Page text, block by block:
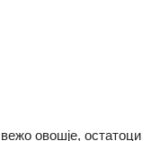
овошје, остатоци